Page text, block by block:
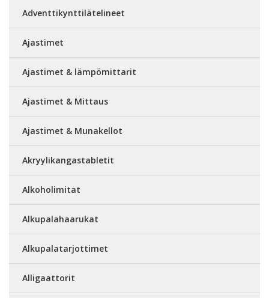
Adventtikynttilätelineet
Ajastimet
Ajastimet & lämpömittarit
Ajastimet & Mittaus
Ajastimet & Munakellot
Akryylikangastabletit
Alkoholimitat
Alkupalahaarukat
Alkupalatarjottimet
Alligaattorit